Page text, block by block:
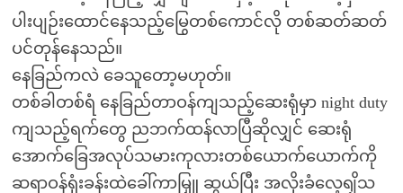
ပါးပျဉ်းထောင်နေသည့်မြွေတစ်ကောင်လို တစ်ဆတ်ဆတ်
ပင်တုန်နေသည်။
နေခြည်ကလဲ ခေသူတော့မဟုတ်။
တစ်ခါတစ်ရံ နေခြည်တာဝန်ကျသည့်ဆေးရုံမှာ night duty
ကျသည့်ရက်တွေ ညဘက်ထန်လာပြီဆိုလျှင် ဆေးရုံ
အောက်ခြေအလုပ်သမားကုလားတစ်ယောက်ယောက်ကို
ဆရာဝန်ရုံးခန်းထဲခေါ်ကာမြှူ ဆွယ်ပြီး အလိုးခံလေ့ရျှိသ